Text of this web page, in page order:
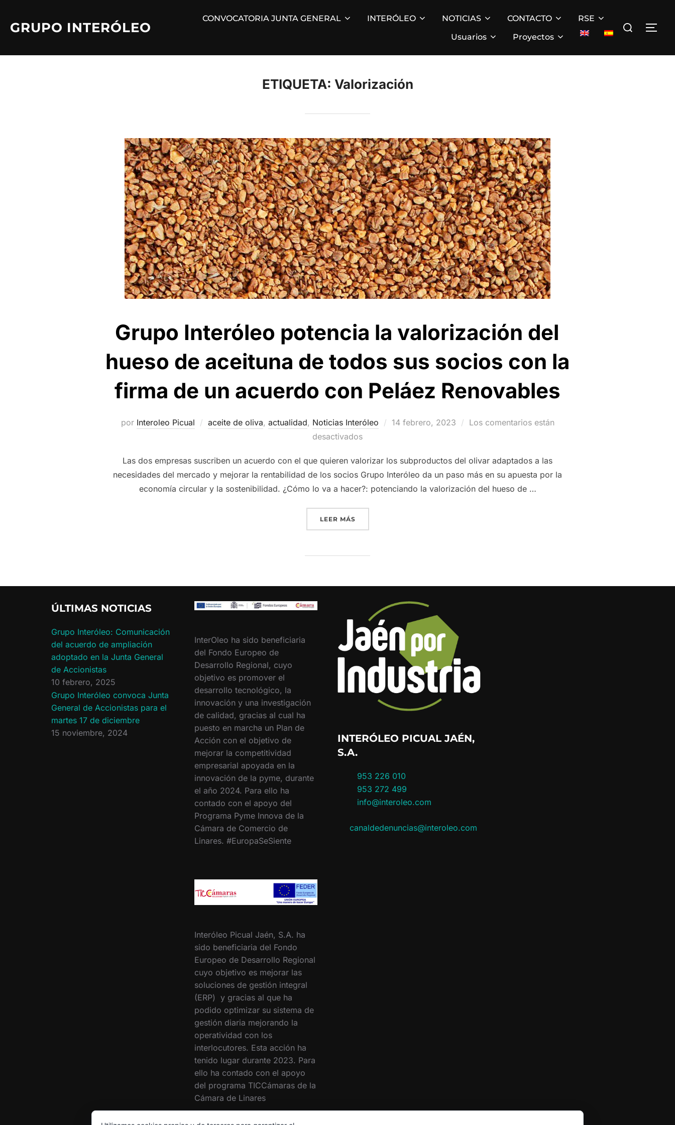
contenido
GRUPO INTERÓLEO
CONVOCATORIA JUNTA GENERAL INTERÓLEO NOTICIAS CONTACTO
RSE
Usuarios
Proyectos
Buscar:
ETIQUETA: Valorización
Grupo Interóleo potencia la valorización del
hueso de aceituna de todos sus socios con la
firma de un acuerdo con Peláez Renovables
por Interoleo Picual aceite de oliva, actualidad, Noticias Interóleo
Publicado
14 febrero, 2023
Los comentarios están
desactivados
Las dos empresas suscriben un acuerdo con el que quieren valorizar los subproductos del olivar adaptados a las
necesidades del mercado y mejorar la rentabilidad de los socios Grupo Interóleo da un paso más en su apuesta por la
economía circular y la sostenibilidad. ¿Cómo lo va a hacer?: potenciando la valorización del hueso de …
LEER MÁS«GRUPO INTERÓLEO POTENCIA LA VALORIZACIÓN DEL HUESO DE ACEITUNA DE
ÚLTIMAS NOTICIAS
Grupo Interóleo: Comunicación
del acuerdo de ampliación
adoptado en la Junta General
de Accionistas
10 febrero, 2025
Grupo Interóleo convoca Junta
General de Accionistas para el
martes 17 de diciembre
15 noviembre, 2024
InterOleo ha sido beneficiaria
del Fondo Europeo de
Desarrollo Regional, cuyo
objetivo es promover el
desarrollo tecnológico, la
innovación y una investigación
de calidad, gracias al cual ha
puesto en marcha un Plan de
Acción con el objetivo de
mejorar la competitividad
empresarial apoyada en la
innovación de la pyme, durante
el año 2024. Para ello ha
contado con el apoyo del
Programa Pyme Innova de la
Cámara de Comercio de
Linares. #EuropaSeSiente
Interóleo Picual Jaén, S.A. ha
sido beneficiaria del Fondo
Europeo de Desarrollo Regional
cuyo objetivo es mejorar las
soluciones de gestión integral
(ERP) y gracias al que ha
podido optimizar su sistema de
gestión diaria mejorando la
operatividad con los
interlocutores. Esta acción ha
tenido lugar durante 2023. Para
ello ha contado con el apoyo
del programa TICCámaras de la
Cámara de Linares
INTERÓLEO PICUAL JAÉN,
S.A.
953 226 010
953 272 499
info@interoleo.com
canaldedenuncias@interoleo.com